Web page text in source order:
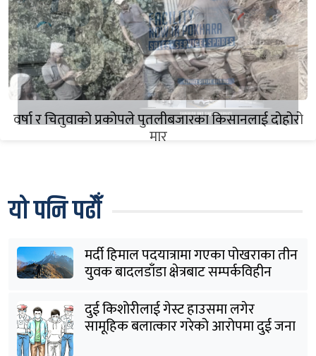
वर्षा र चितुवाको प्रकोपले पुतलीबजारका किसानलाई दोहोरो
मार
यो पनि पढौँ
मर्दी हिमाल पदयात्रामा गएका पोखराका तीन
युवक बादलडाँडा क्षेत्रबाट सम्पर्कविहीन
दुई किशोरीलाई गेस्ट हाउसमा लगेर
सामूहिक बलात्कार गरेको आरोपमा दुई जना
पक्राउ